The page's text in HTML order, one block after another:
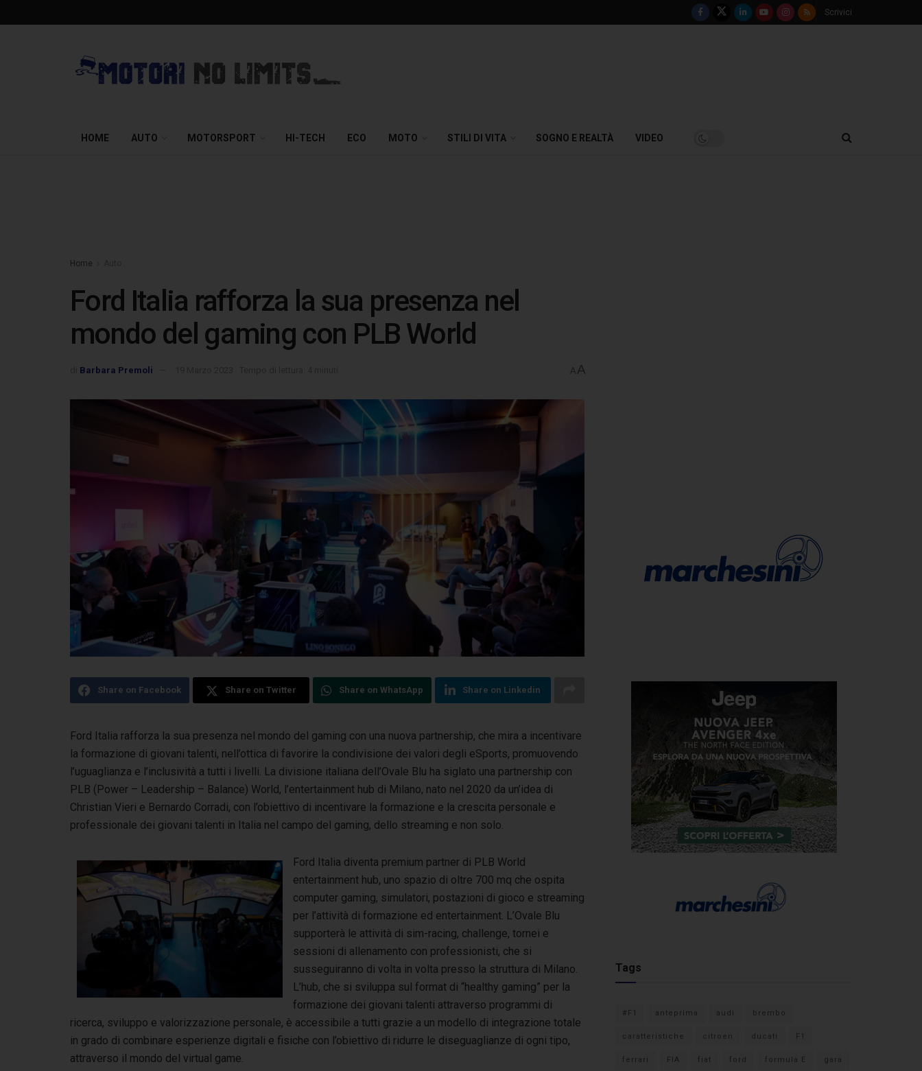
Scrivici
HOME AUTO MOTORSPORT HI-TECH ECO MOTO STILI DI VITA SOGNO E REALTÀ VIDEO
Home
Ford Italia rafforza la sua presenza nel
mondo del gaming con PLB World
Barbara Premoli A A
Share on Facebook Share on Twitter Share on WhatsApp Share on Linkedin
Ford Italia rafforza la sua presenza nel mondo del gaming con una nuova partnership, che mira a incentivare
la formazione di giovani talenti, nell’ottica di favorire la condivisione dei valori degli eSports, promuovendo
l’uguaglianza e l’inclusività a tutti i livelli. La divisione italiana dell’Ovale Blu ha siglato una partnership con
PLB (Power – Leadership – Balance) World, l’entertainment hub di Milano, nato nel 2020 da un’idea di
Christian Vieri e Bernardo Corradi, con l’obiettivo di incentivare la formazione e la crescita personale e
professionale dei giovani talenti in Italia nel campo del gaming, dello streaming e non solo.
Ford Italia diventa premium partner di PLB World
entertainment hub, uno spazio di oltre 700 mq che ospita
computer gaming, simulatori, postazioni di gioco e streaming
per l’attività di formazione ed entertainment. L’Ovale Blu
supporterà le attività di sim-racing, challenge, tornei e
sessioni di allenamento con professionisti, che si
susseguiranno di volta in volta presso la struttura di Milano.
L’hub, che si sviluppa sul format di “healthy gaming” per la
formazione dei giovani talenti attraverso programmi di
ricerca, sviluppo e valorizzazione personale, è accessibile a tutti grazie a un modello di integrazione totale
in grado di combinare esperienze digitali e fisiche con l’obiettivo di ridurre le diseguaglianze di ogni tipo,
attraverso il mondo del virtual game.
Tags
#F1 anteprima audi brembo
caratteristiche citroen ducati F1
ferrari FIA fiat ford formula E gara